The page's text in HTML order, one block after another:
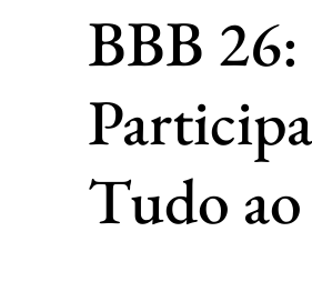
BBB
Tudo